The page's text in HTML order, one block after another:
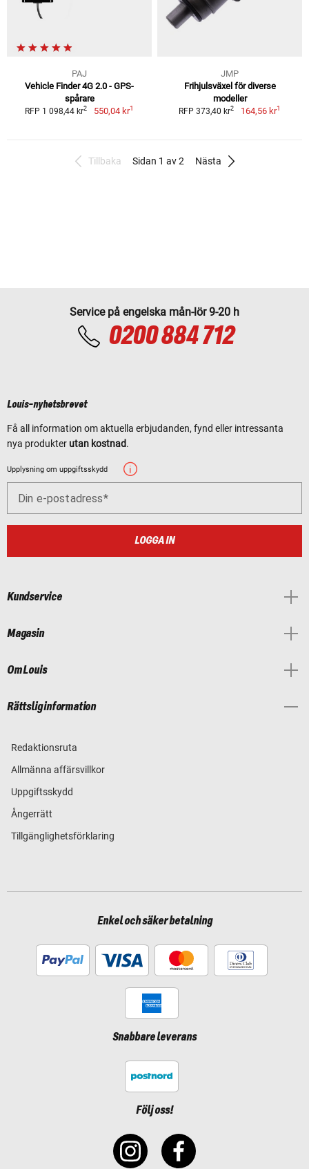
PAJ
Vehicle Finder 4G 2.0 - GPS-
spårare
RFP 1 098,44 kr2 550,04 kr1
JMP
Frihjulsväxel för diverse
modeller
RFP 373,40 kr2 164,56 kr1
Tillbaka Sidan 1 av 2 Nästa
Service på engelska mån-lör 9-20 h
0200 884 712
Louis-nyhetsbrevet
Få all information om aktuella erbjudanden, fynd eller intressanta
nya produkter utan kostnad.
Upplysning om uppgiftsskydd
Din e-postadress
LOGGA IN
Kundservice
Magasin
Om Louis
Rättslig information
Redaktionsruta
Allmänna affärsvillkor
Uppgiftsskydd
Ångerrätt
Tillgänglighetsförklaring
Enkel och säker betalning
Snabbare leverans
Följ oss!